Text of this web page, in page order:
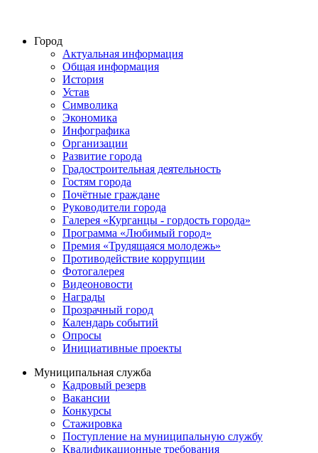
Город
Актуальная информация
Общая информация
История
Устав
Символика
Экономика
Инфографика
Организации
Развитие города
Градостроительная деятельность
Гостям города
Почётные граждане
Руководители города
Галерея «Курганцы - гордость города»
Программа «Любимый город»
Премия «Трудящаяся молодежь»
Противодействие коррупции
Фотогалерея
Видеоновости
Награды
Прозрачный город
Календарь событий
Опросы
Инициативные проекты
Муниципальная служба
Кадровый резерв
Вакансии
Конкурсы
Стажировка
Поступление на муниципальную службу
Квалификационные требования